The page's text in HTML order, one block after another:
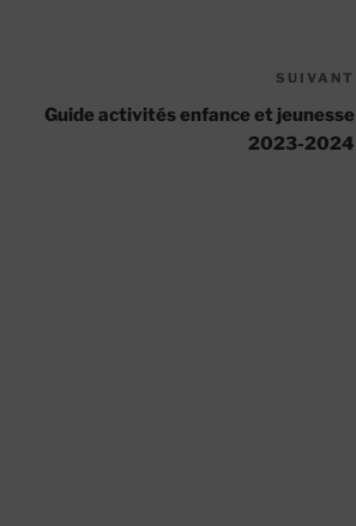
SUIVANT
Guide activités enfance et jeunesse
2023-2024